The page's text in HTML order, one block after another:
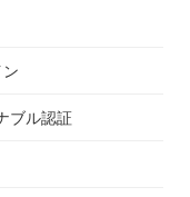
ブル認証